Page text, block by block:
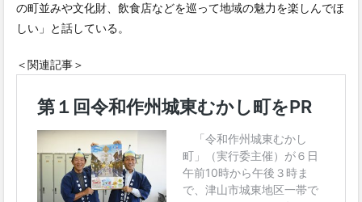
の町並みや文化財、飲食店などを巡って地域の魅力を楽しんでほ
しい」と話している。
＜関連記事＞